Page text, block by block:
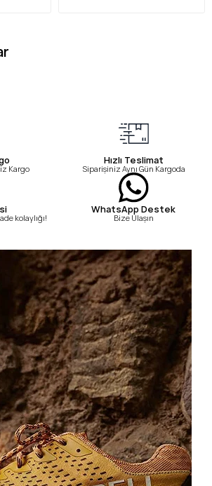
Kargo
Hızlı Teslimat
Siparişiniz Aynı Gün Kargoda
kolaylığı!
WhatsApp Destek
Bize Ulaşın